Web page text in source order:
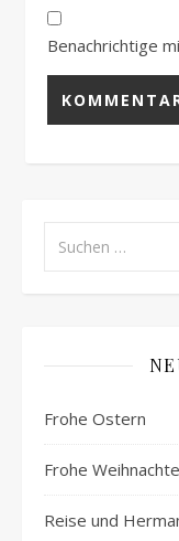
Benachrichtige
Frohe Ostern
Frohe
Reise und